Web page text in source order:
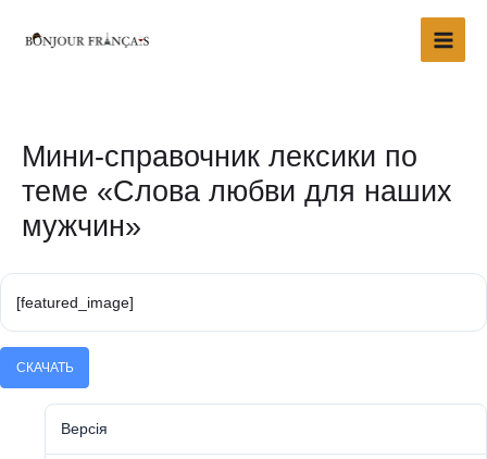
Main
Мини-справочник лексики по
теме «Слова любви для наших
мужчин»
[featured_image]
СКАЧАТЬ
Версія
запису